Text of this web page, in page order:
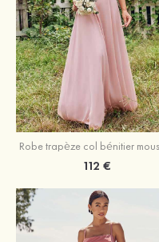
112 €